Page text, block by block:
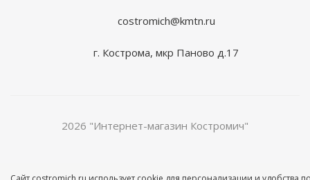
costromich@kmtn.ru
г. Кострома, мкр Паново д.17
2026 "Интернет-магазин Костромич"